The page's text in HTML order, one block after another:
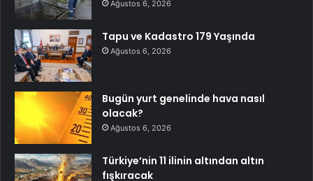
Ağustos 6, 2026
Tapu ve Kadastro 179 Yaşında
Ağustos 6, 2026
Bugün yurt genelinde hava nasıl
olacak?
Ağustos 6, 2026
Türkiye’nin 11 ilinin altından altın
fışkıracak